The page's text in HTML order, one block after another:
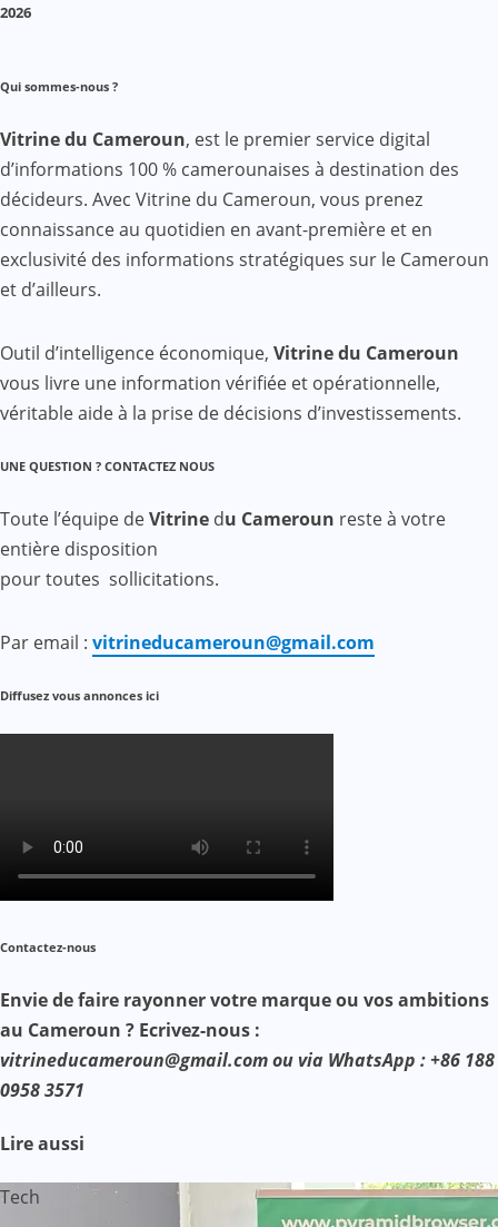
2026
Qui sommes-nous ?
Vitrine du Cameroun, est le premier service digital
d’informations 100 % camerounaises à destination des
décideurs. Avec Vitrine du Cameroun, vous prenez
connaissance au quotidien en avant-première et en
exclusivité des informations stratégiques sur le Cameroun
et d’ailleurs.
Outil d’intelligence économique, Vitrine du Cameroun
vous livre une information vérifiée et opérationnelle,
véritable aide à la prise de décisions d’investissements.
UNE QUESTION ? CONTACTEZ NOUS
Toute l’équipe deVitrine du Cameroun reste à votre
entière disposition
pour toutes sollicitations.
Par email : vitrineducameroun@gmail.com
Diffusez vous annonces ici
Contactez-nous
Envie de faire rayonner votre marque ou vos ambitions
au Cameroun ? Ecrivez-nous :
vitrineducameroun@gmail.com ou via WhatsApp : +86 188
0958 3571
Lire aussi
Tech